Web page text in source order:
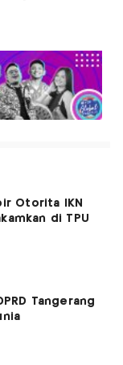
Otorita IKN
di TPU
Tangerang